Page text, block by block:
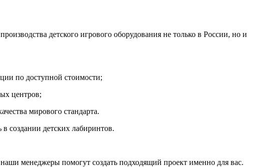
детского игрового оборудования не только в России, но и
по доступной стоимости;
центров;
мирового стандарта.
создании детских лабиринтов.
менеджеры помогут создать подходящий проект именно для вас.